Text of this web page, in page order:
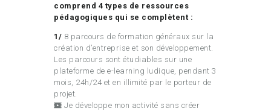
comprend 4 types de ressources
pédagogiques qui se complètent :
1/ 8 parcours de formation généraux sur la
création d’entreprise et son développement.
Les parcours sont étudiables sur une
plateforme de e-learning ludique, pendant 3
mois, 24h/24 et en illimité par le porteur de
projet.
Je développe mon activité sans créer